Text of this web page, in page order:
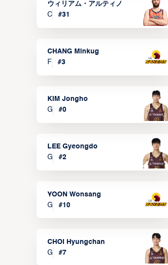
ウィリアム・アルティノ
C
#31
CHANG Minkug
F
#3
KIM Jongho
G
#0
LEE Gyeongdo
G
#2
YOON Wonsang
G
#10
CHOI Hyungchan
G
#7